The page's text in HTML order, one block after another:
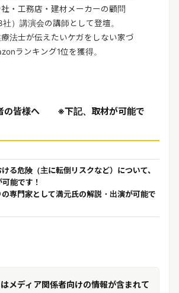
・工務店・建材メーカーの顧問
社）講演会の講師として登壇。
法士が伝えたいケガをしない家づ
ランキング1位を獲得。
の皆様へ ※下記、取材が可能で
る危険（主に転倒リスクなど）について、
能です！
専門家として満元氏の解説・出演が可能で
メディア関係者向けの情報が含まれて